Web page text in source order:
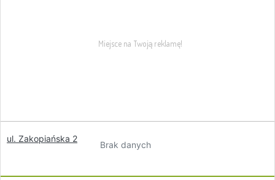
ul. Zakopiańska 2
Brak danych